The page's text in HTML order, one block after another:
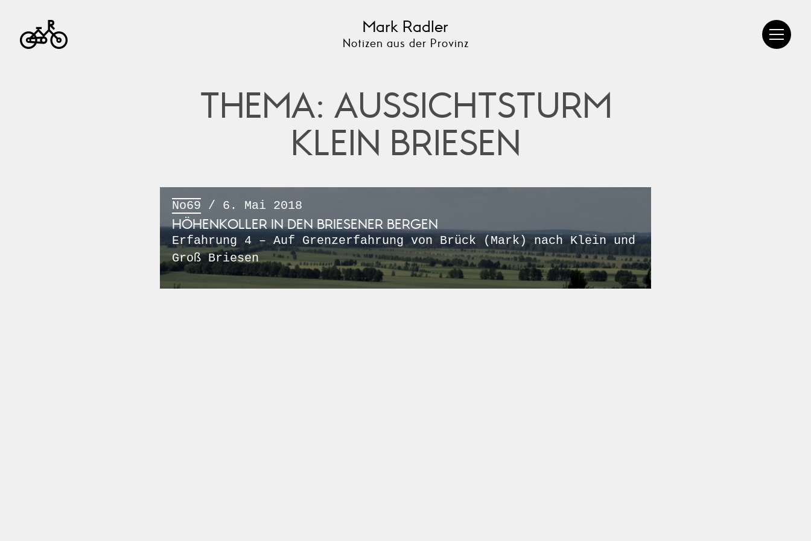
Mark Radler
Notizen aus der Provinz
THEMA: AUSSICHTSTURM
KLEIN BRIESEN
No69 / 6. Mai 2018
HÖHENKOLLER IN DEN BRIESENER BERGEN
Erfahrung 4 – Auf Grenzerfahrung von Brück (Mark) nach Klein und
Groß Briesen